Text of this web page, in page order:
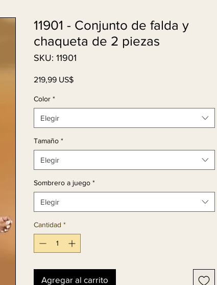
11901 - Conjunto de falda y
chaqueta de 2 piezas
SKU: 11901
219,99 US$Precio
Color *
Elegir
Tamaño *
Elegir
Sombrero a juego *
Elegir
Cantidad *
Agregar al carrito